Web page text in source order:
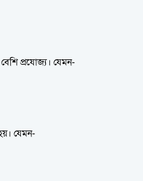
প্রযোজ্য। যেমন-
যেমন-